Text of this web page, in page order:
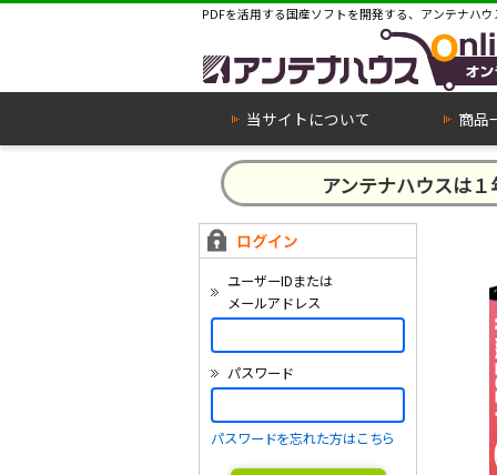
PDFを活用する国産ソフトを開発する、アンテナハ
当サイトについて 商品
アンテナハウスは
ユーザーIDまたは
メールアドレス
パスワード
パスワードを忘れた方はこちら